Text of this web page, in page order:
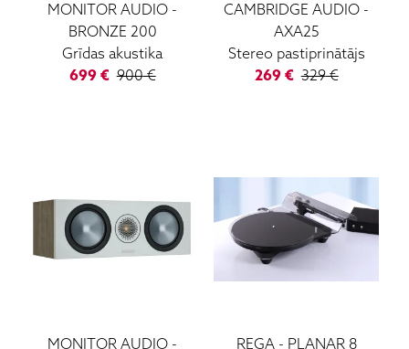
MONITOR AUDIO -
BRONZE 200
Grīdas akustika
699€ 900€
CAMBRIDGE AUDIO -
AXA25
Stereo pastiprinātājs
269€ 329€
MONITOR AUDIO -
REGA- PLANAR 8